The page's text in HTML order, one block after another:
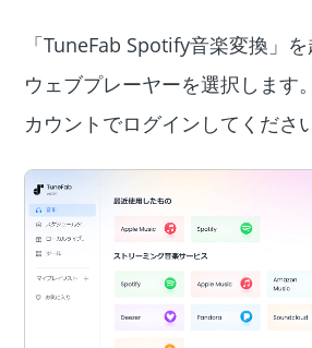
「TuneFab Spotify音楽変換」
ウェブプレーヤーを選択します
カウントでログインしてください